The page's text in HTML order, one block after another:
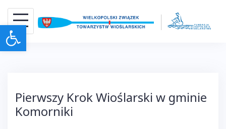
Otwórz pasek narzędzi
Skip
content
Pierwszy Krok Wioślarski w gminie
Komorniki